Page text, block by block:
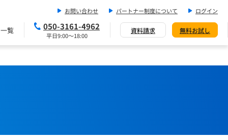
お問い合わせ パートナー制度について ログイン
覧 050-3161-4962
平日9:00～18:00
資料請求 無料お試し